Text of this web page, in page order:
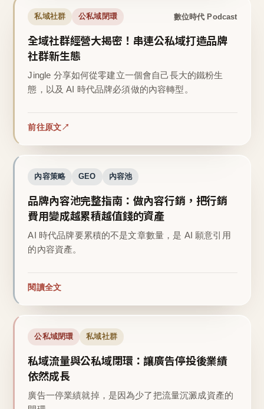
私域社群 公私域閉環 數位時代 Podcast
全域社群經營大揭密！串連公私域打造品牌
社群新生態
Jingle 分享如何從零建立一個會自己長大的鐵粉生
態，以及 AI 時代品牌必須做的內容轉型。
前往原文
內容策略 GEO 內容池
品牌內容池完整指南：做內容行銷，把行銷
費用變成越累積越值錢的資產
AI 時代品牌要累積的不是文章數量，是 AI 願意引用
的內容資產。
閱讀全文
公私域閉環 私域社群
私域流量與公私域閉環：讓廣告停投後業績
依然成長
廣告一停業績就掉，是因為少了把流量沉澱成資產的